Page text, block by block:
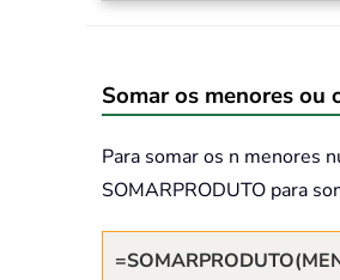
Somar os menores ou
Para somar os n menores
SOMARPRODUTO para